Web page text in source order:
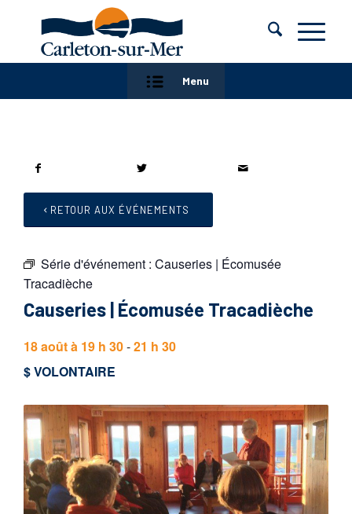
Menu
RETOUR AUX ÉVÉNEMENTS
Série d'événement : Causeries | Écomusée
Tracadièche
Causeries | Écomusée Tracadièche
18 août à 19 h 30-21 h 30
$ VOLONTAIRE